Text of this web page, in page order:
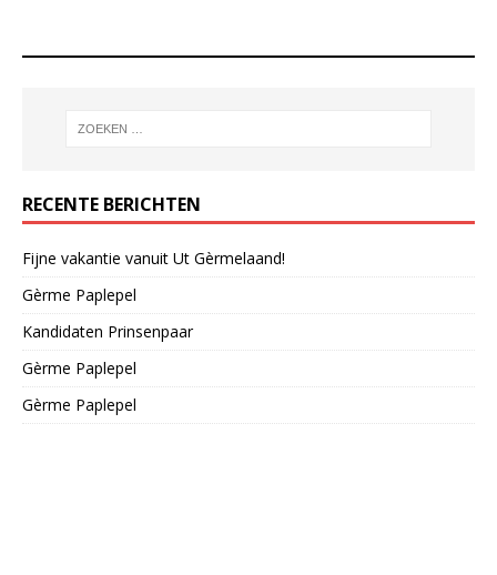
RECENTE BERICHTEN
Fijne vakantie vanuit Ut Gèrmelaand!
Gèrme Paplepel
Kandidaten Prinsenpaar
Gèrme Paplepel
Gèrme Paplepel